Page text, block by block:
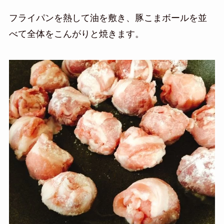
フライパンを熱して油を敷き、豚こまボールを並
べて全体をこんがりと焼きます。